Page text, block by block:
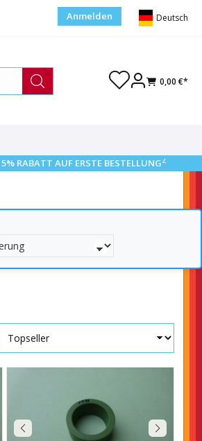
Anmelden Deutsch
0,00 €*
5% RABATT AUF ERSTE BESTELLUNG2